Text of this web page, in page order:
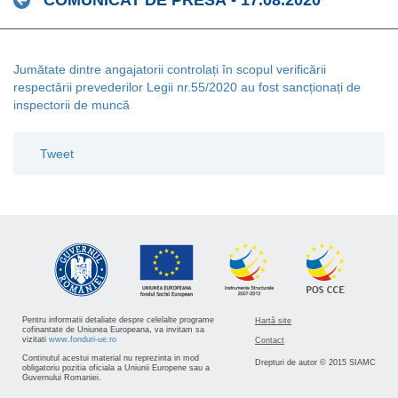
Jumătate dintre angajatorii controlați în scopul verificării
respectării prevederilor Legii nr.55/2020 au fost sancționați de
inspectorii de muncă
Tweet
Pentru informatii detaliate despre celelalte programe
cofinantate de Uniunea Europeana, va invitam sa
vizitati www.fonduri-ue.ro
Continutul acestui material nu reprezinta in mod
obligatoriu pozitia oficiala a Uniunii Europene sau a
Guvernului Romaniei.
Hartă site
Contact
Drepturi de autor © 2015 SIAMC